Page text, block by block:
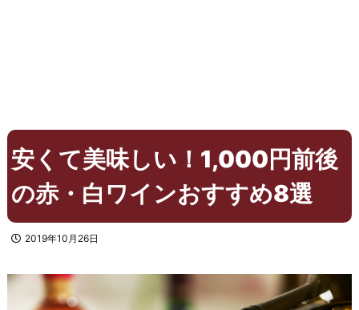
安くて美味しい！1,000円前後
の赤・白ワインおすすめ8選
2019年10月26日